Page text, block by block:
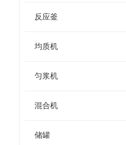
反应釜
均质机
匀浆机
混合机
储罐